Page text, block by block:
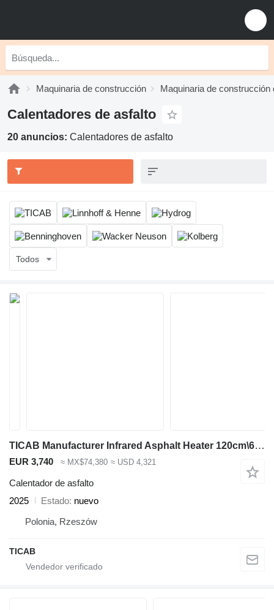
Maquinaria de construcción Maquinaria de construcción
Calentadores de asfalto
20 anuncios: Calentadores de asfalto
Todos
TICAB Manufacturer Infrared Asphalt Heater 120cm\60cm
EUR 3,740 ≈ MX$74,380 ≈ USD 4,321
Calentador de asfalto
2025
Estado nuevo
Polonia, Rzeszów
TICAB